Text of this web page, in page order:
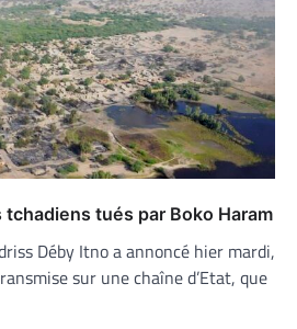
tués par Boko Haram
Déby Itno a annoncé hier mardi,
sur une chaîne d’Etat, que